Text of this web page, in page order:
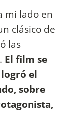
mi lado en
clásico de
las
El film se
el
sobre